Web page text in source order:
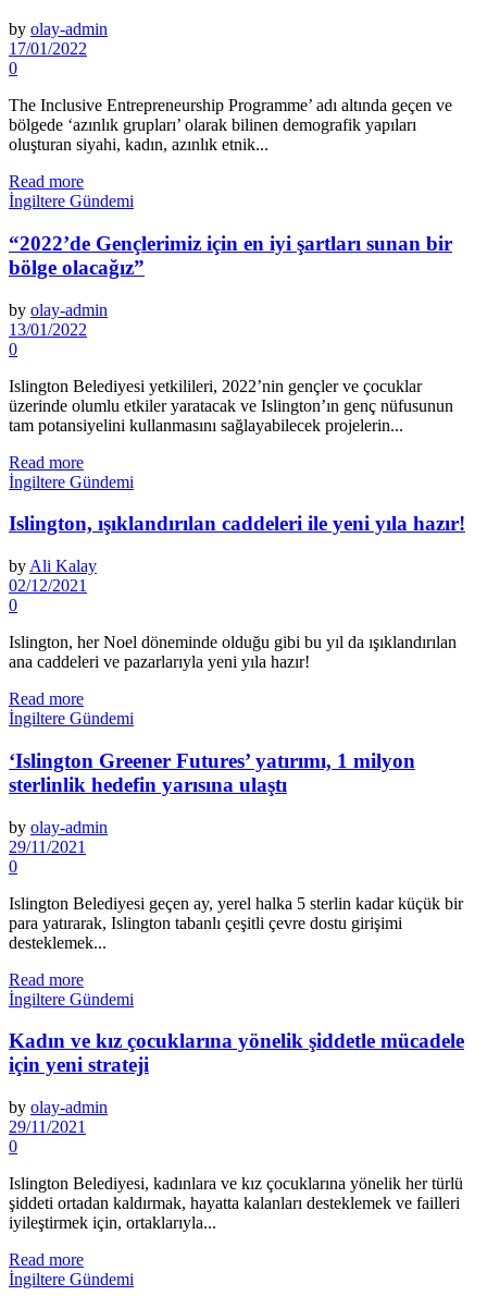
by olay-admin
17/01/2022
0
The Inclusive Entrepreneurship Programme’ adı altında geçen ve
bölgede ‘azınlık grupları’ olarak bilinen demografik yapıları
oluşturan siyahi, kadın, azınlık etnik...
Read more
İngiltere Gündemi
“2022’de Gençlerimiz için en iyi şartları sunan bir
bölge olacağız”
by olay-admin
13/01/2022
0
Islington Belediyesi yetkilileri, 2022’nin gençler ve çocuklar
üzerinde olumlu etkiler yaratacak ve Islington’ın genç nüfusunun
tam potansiyelini kullanmasını sağlayabilecek projelerin...
Read more
İngiltere Gündemi
Islington, ışıklandırılan caddeleri ile yeni yıla hazır!
by Ali Kalay
02/12/2021
0
Islington, her Noel döneminde olduğu gibi bu yıl da ışıklandırılan
ana caddeleri ve pazarlarıyla yeni yıla hazır!
Read more
İngiltere Gündemi
‘Islington Greener Futures’ yatırımı, 1 milyon
sterlinlik hedefin yarısına ulaştı
by olay-admin
29/11/2021
0
Islington Belediyesi geçen ay, yerel halka 5 sterlin kadar küçük bir
para yatırarak, Islington tabanlı çeşitli çevre dostu girişimi
desteklemek...
Read more
İngiltere Gündemi
Kadın ve kız çocuklarına yönelik şiddetle mücadele
için yeni strateji
by olay-admin
29/11/2021
0
Islington Belediyesi, kadınlara ve kız çocuklarına yönelik her türlü
şiddeti ortadan kaldırmak, hayatta kalanları desteklemek ve failleri
iyileştirmek için, ortaklarıyla...
Read more
İngiltere Gündemi